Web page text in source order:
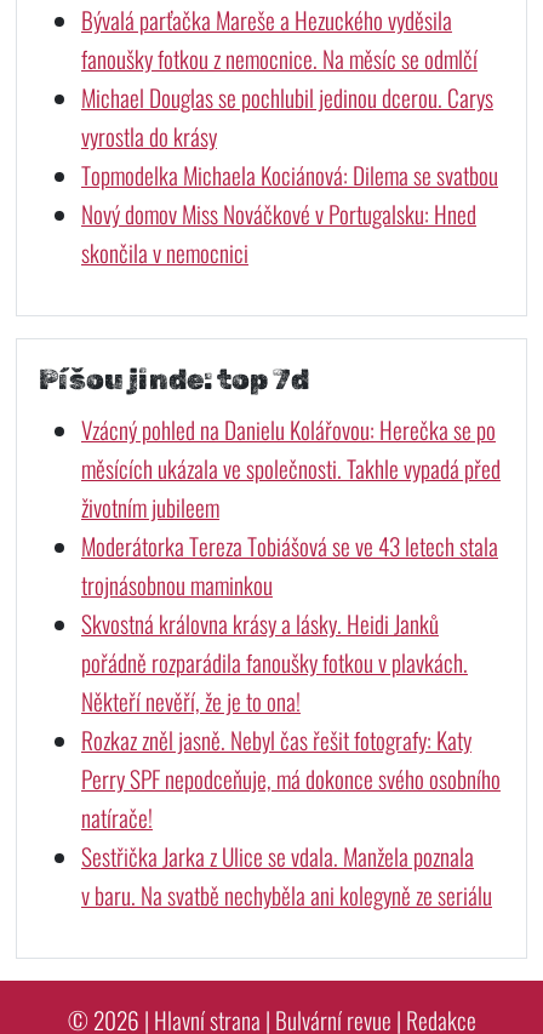
Bývalá parťačka Mareše a Hezuckého vyděsila
fanoušky fotkou z nemocnice. Na měsíc se odmlčí
Michael Douglas se pochlubil jedinou dcerou. Carys
vyrostla do krásy
Topmodelka Michaela Kociánová: Dilema se svatbou
Nový domov Miss Nováčkové v Portugalsku: Hned
skončila v nemocnici
Píšou jinde: top 7d
Vzácný pohled na Danielu Kolářovou: Herečka se po
měsících ukázala ve společnosti. Takhle vypadá před
životním jubileem
Moderátorka Tereza Tobiášová se ve 43 letech stala
trojnásobnou maminkou
Skvostná královna krásy a lásky. Heidi Janků
pořádně rozparádila fanoušky fotkou v plavkách.
Někteří nevěří, že je to ona!
Rozkaz zněl jasně. Nebyl čas řešit fotografy: Katy
Perry SPF nepodceňuje, má dokonce svého osobního
natírače!
Sestřička Jarka z Ulice se vdala. Manžela poznala
v baru. Na svatbě nechyběla ani kolegyně ze seriálu
© 2026 | Hlavní strana | Bulvární revue | Redakce